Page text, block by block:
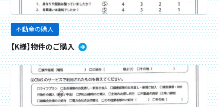
不動産の購入
【K様】物件のご購入